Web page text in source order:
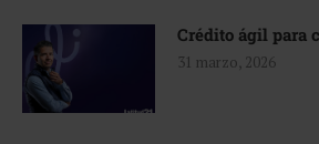
Crédito ágil para
31 marzo, 2026